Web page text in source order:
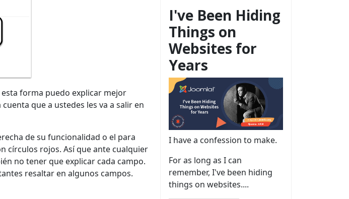
forma puedo explicar mejor
que a ustedes les va a salir en
de su funcionalidad o el para
círculos rojos. Así que ante cualquier
no tener que explicar cada campo.
resaltar en algunos campos.
I've Been Hiding
Things on
Websites for
Years
I have a confession to make.
For as long as I can
remember, I've been hiding
things on websites....